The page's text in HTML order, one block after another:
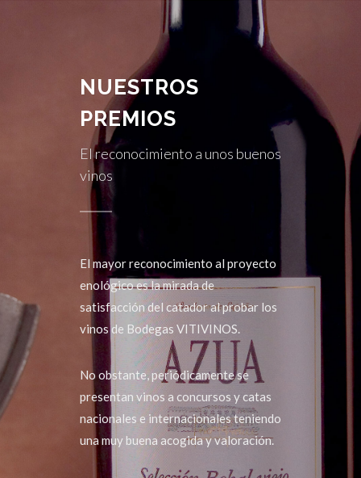
NUESTROS
PREMIOS
El reconocimiento a unos buenos
vinos
El mayor reconocimiento al proyecto
enológico es la mirada de
satisfacción del catador al probar los
vinos de Bodegas VITIVINOS.
No obstante, periódicamente se
presentan vinos a concursos y catas
nacionales e internacionales teniendo
una muy buena acogida y valoración.